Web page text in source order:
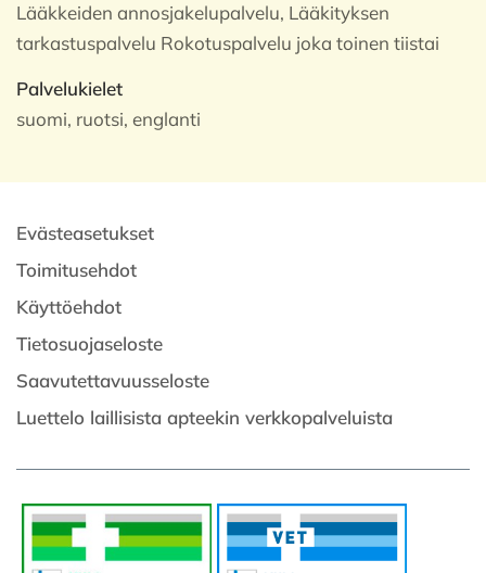
Lääkkeiden annosjakelupalvelu, Lääkityksen
tarkastuspalvelu Rokotuspalvelu joka toinen tiistai
Palvelukielet
suomi, ruotsi, englanti
Evästeasetukset
Toimitusehdot
Käyttöehdot
Tietosuojaseloste
Saavutettavuusseloste
Luettelo laillisista apteekin verkkopalveluista